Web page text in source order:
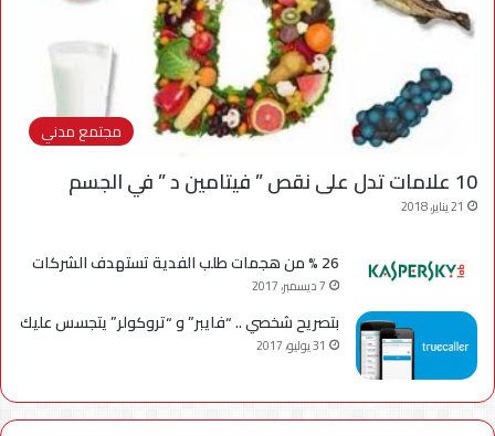
مجتمع مدني
10 علامات تدل على نقص ” فيتامين د ” في الجسم
21 يناير، 2018
26 % من هجمات طلب الفدية تستهدف الشركات
7 ديسمبر، 2017
بتصريح شخصي .. “فايبر” و “تروكولر” يتجسس عليك
31 يوليو، 2017